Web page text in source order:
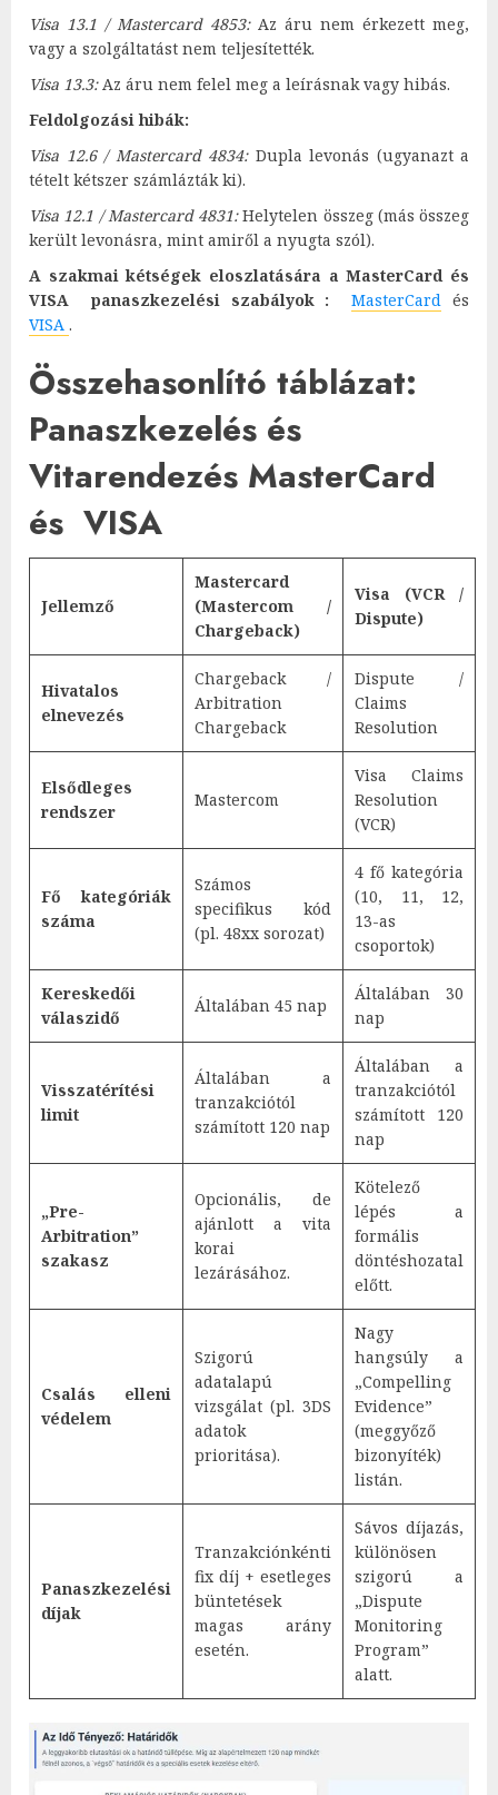
Visa 13.1 / Mastercard 4853:Az áru nem érkezett meg,
vagy a szolgáltatást nem teljesítették.
Visa 13.3:Az áru nem felel meg a leírásnak vagy hibás.
Feldolgozási hibák:
Visa 12.6 / Mastercard 4834:Dupla levonás (ugyanazt a
tételt kétszer számlázták ki).
Visa 12.1 / Mastercard 4831:Helytelen összeg (más összeg
került levonásra, mint amiről a nyugta szól).
A szakmai kétségek eloszlatására a MasterCard és
VISA panaszkezelési szabályok :
MasterCard és
VISA .
Összehasonlító táblázat:
Panaszkezelés és
Vitarendezés MasterCard
és VISA
Jellemző
Mastercard
(Mastercom /
Chargeback)
Visa (VCR /
Dispute)
Hivatalos
elnevezés
Chargeback /
Arbitration
Chargeback
Dispute /
Claims
Resolution
Elsődleges
rendszer
Mastercom
Visa Claims
Resolution
(VCR)
Fő kategóriák
száma
Számos
specifikus kód
(pl. 48xx sorozat)
4 fő kategória
(10, 11, 12,
13-as
csoportok)
Kereskedői
válaszidő
Általában 45 nap
Általában 30
nap
Visszatérítési
limit
Általában a
tranzakciótól
számított 120 nap
Általában a
tranzakciótól
számított 120
nap
„Pre-
Arbitration”
szakasz
Opcionális, de
ajánlott a vita
korai
lezárásához.
Kötelező
lépés a
formális
döntéshozatal
előtt.
Csalás elleni
védelem
Szigorú
adatalapú
vizsgálat (pl. 3DS
adatok
prioritása).
Nagy
hangsúly a
„Compelling
Evidence”
(meggyőző
bizonyíték)
listán.
Panaszkezelési
díjak
Tranzakciónkénti
fix díj + esetleges
büntetések
magas arány
esetén.
Sávos díjazás,
különösen
szigorú a
„Dispute
Monitoring
Program”
alatt.